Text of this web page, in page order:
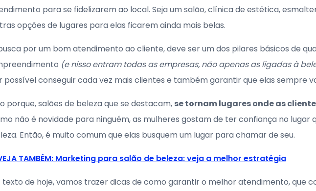
para se fidelizarem ao local. Seja um salão, clínica de estética,
opções de lugares para elas ficarem ainda mais belas.
por um bom atendimento ao cliente, deve ser um dos pilares básicos de
(e nisso entram todas as empresas, não apenas as ligadas à
possível conseguir cada vez mais clientes e também garantir que elas sempre
porque, salões de beleza que se destacam, se tornam lugares onde as
não é novidade para ninguém, as mulheres gostam de ter confiança no lugar
Então, é muito comum que elas busquem um lugar para chamar de seu.
TAMBÉM: Marketing para salão de beleza: veja a melhor estratégia
texto de hoje, vamos trazer dicas de como garantir o melhor atendimento, que